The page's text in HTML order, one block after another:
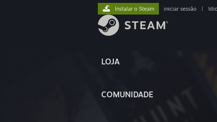
LOJA
COMUNIDADE
Instalar o Steam iniciar sessão